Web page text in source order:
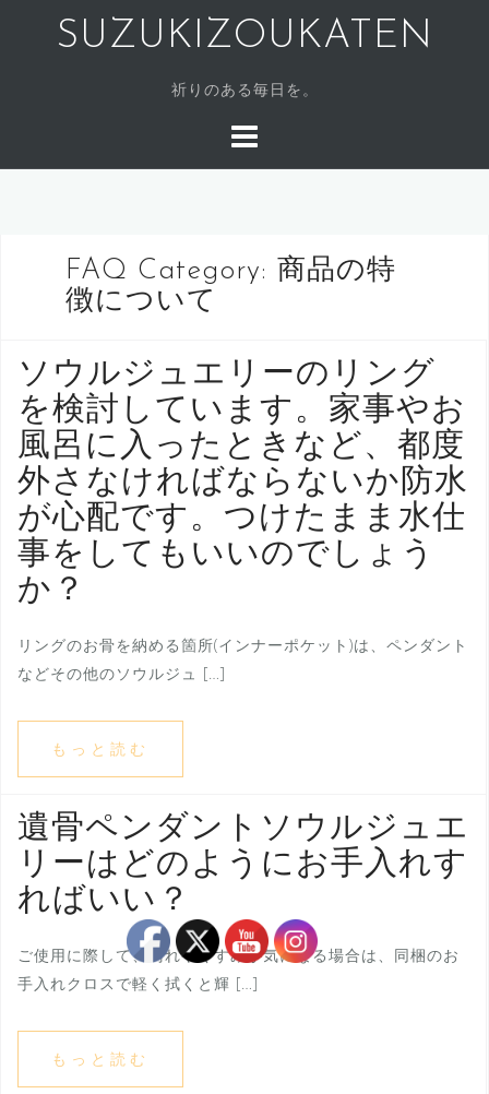
SUZUKIZOUKATEN
祈りのある毎日を。
FAQ Category: 商品の特
徴について
ソウルジュエリーのリング
を検討しています。家事やお
風呂に入ったときなど、都度
外さなければならないか防水
が心配です。つけたまま水仕
事をしてもいいのでしょう
か？
リングのお骨を納める箇所(インナーポケット)は、ペンダント
などその他のソウルジュ […]
もっと読む
遺骨ペンダントソウルジュエ
リーはどのようにお手入れす
ればいい？
ご使用に際して、汚れやくすみが気になる場合は、同梱のお
手入れクロスで軽く拭くと輝 […]
もっと読む